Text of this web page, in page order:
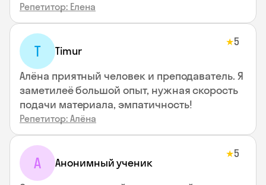
Репетитор: Елена
T Timur
★5
Алёна приятный человек и преподаватель. Я
заметилеё большой опыт, нужная скорость
подачи материала, эмпатичность!
Репетитор: Алёна
А Анонимный ученик
★5